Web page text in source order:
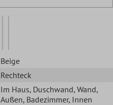
Beige
Rechteck
Im Haus, Duschwand, Wand,
Außen, Badezimmer, Innen